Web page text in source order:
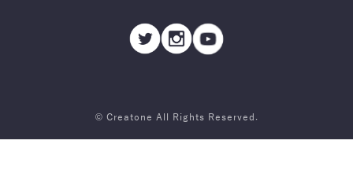
© Creatone All Rights Reserved.